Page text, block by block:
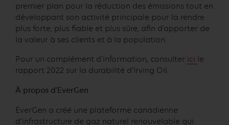
premier plan pour la réduction des émissions tout en
développant son activité principale pour la rendre
plus forte, plus fiable et plus sûre, afin d’apporter de
la valeur à ses clients et à la population.
Pour un complément d’information, consulter ici le
rapport 2022 sur la durabilité d’Irving Oil.
À propos d’EverGen
EverGen a créé une plateforme canadienne
d’infrastructure de gaz naturel renouvelable qui